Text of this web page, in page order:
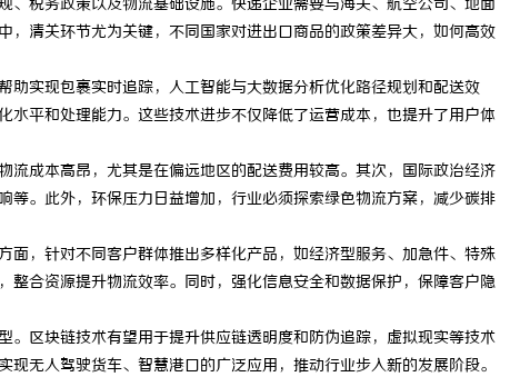
、税务政策以及物流基础设施。快递企业需要与海关、航空公司、地面
清关环节尤为关键，不同国家对进出口商品的政策差异大，如何高效
实现包裹实时追踪，人工智能与大数据分析优化路径规划和配送效
平和处理能力。这些技术进步不仅降低了运营成本，也提升了用户体
成本高昂，尤其是在偏远地区的配送费用较高。其次，国际政治经济
。此外，环保压力日益增加，行业必须探索绿色物流方案，减少碳排
面，针对不同客户群体推出多样化产品，如经济型服务、加急件、特殊
整合资源提升物流效率。同时，强化信息安全和数据保护，保障客户隐
区块链技术有望用于提升供应链透明度和防伪追踪，虚拟现实等技术
无人驾驶货车、智慧港口的广泛应用，推动行业步入新的发展阶段。
护您的合法权益，助您走出 贝净 AC 国际医疗实验室，标准化研发体系